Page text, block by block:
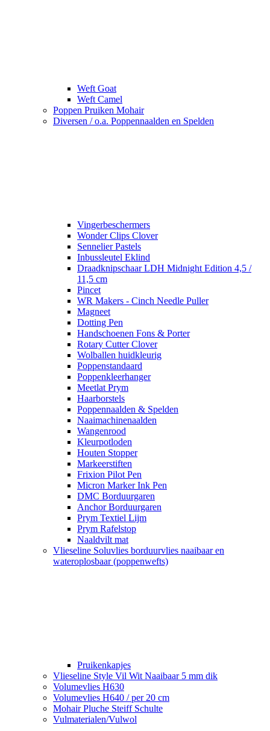
Weft Goat
Weft Camel
Poppen Pruiken Mohair
Diversen / o.a. Poppennaalden en Spelden
Vingerbeschermers
Wonder Clips Clover
Sennelier Pastels
Inbussleutel Eklind
Draadknipschaar LDH Midnight Edition 4,5 /
11,5 cm
Pincet
WR Makers - Cinch Needle Puller
Magneet
Dotting Pen
Handschoenen Fons & Porter
Rotary Cutter Clover
Wolballen huidkleurig
Poppenstandaard
Poppenkleerhanger
Meetlat Prym
Haarborstels
Poppennaalden & Spelden
Naaimachinenaalden
Wangenrood
Kleurpotloden
Houten Stopper
Markeerstiften
Frixion Pilot Pen
Micron Marker Ink Pen
DMC Borduurgaren
Anchor Borduurgaren
Prym Textiel Lijm
Prym Rafelstop
Naaldvilt mat
Vlieseline Soluvlies borduurvlies naaibaar en
wateroplosbaar (poppenwefts)
Pruikenkapjes
Vlieseline Style Vil Wit Naaibaar 5 mm dik
Volumevlies H630
Volumevlies H640 / per 20 cm
Mohair Pluche Steiff Schulte
Vulmaterialen/Vulwol